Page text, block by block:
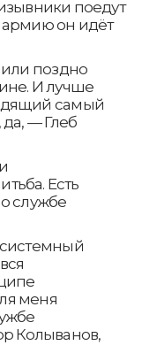
поедут
армию он идёт
или поздно
И лучше
самый
— Глеб
Есть
службе
меня
Колыванов,